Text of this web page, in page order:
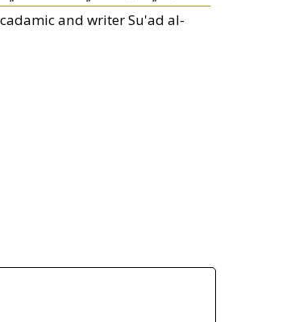
and writer Su'ad al-